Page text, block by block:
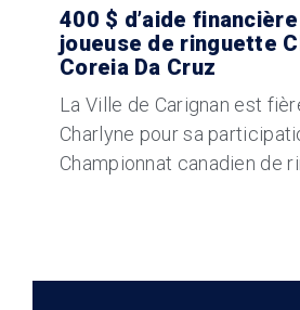
400 $ d’aide
joueuse de ringuette
Coreia Da Cruz
La Ville de Carignan est
Charlyne pour sa
Championnat canadien de